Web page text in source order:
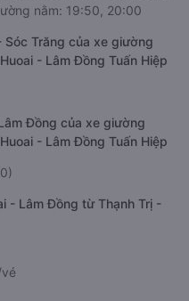
nằm: 19:50, 20:00
Trăng của xe giường
- Lâm Đồng Tuấn Hiệp
Đồng của xe giường
- Lâm Đồng Tuấn Hiệp
- Lâm Đồng từ Thạnh Trị -